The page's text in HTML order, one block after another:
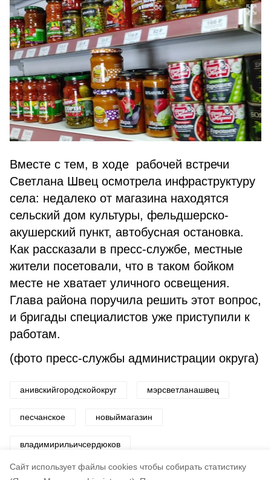
Cайт использует файлы cookies чтобы собирать статистику
Вместе с тем, в ходе рабочей встречи
Светлана Швец осмотрела инфраструктуру
села: недалеко от магазина находятся
сельский дом культуры, фельдшерско-
акушерский пункт, автобусная остановка.
Как рассказали в пресс-службе, местные
жители посетовали, что в таком бойком
месте не хватает уличного освещения.
Глава района поручила решить этот вопрос,
и бригады специалистов уже приступили к
работам.
(фото пресс-службы администрации округа)
анивскийгородскойокруг мэрсветланашвец
песчанское новыймагазин
владимирильичсердюков